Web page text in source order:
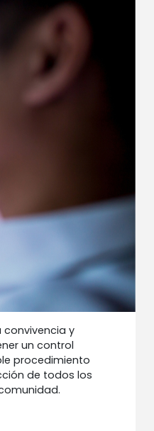
y
un control
procedimiento
de todos los